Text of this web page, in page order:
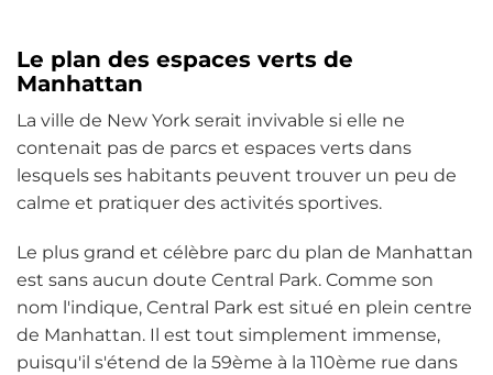
Le plan des espaces verts de
Manhattan
La ville de New York serait invivable si elle ne
contenait pas de parcs et espaces verts dans
lesquels ses habitants peuvent trouver un peu de
calme et pratiquer des activités sportives.
Le plus grand et célèbre parc du plan de Manhattan
est sans aucun doute Central Park. Comme son
nom l'indique, Central Park est situé en plein centre
de Manhattan. Il est tout simplement immense,
puisqu'il s'étend de la 59ème à la 110ème rue dans